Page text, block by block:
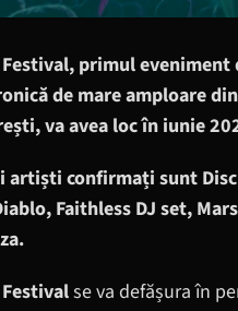
Festival, primul eveniment
de mare amploare din
va avea loc în iunie
artiști confirmați sunt
Faithless DJ set,
Festivalse va defășura în